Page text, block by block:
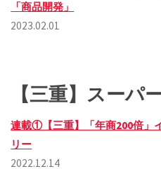
「商品開発」
2023.02.01
【三重】スーパ
連載①【三重】「年商200倍」
リー
2022.12.14